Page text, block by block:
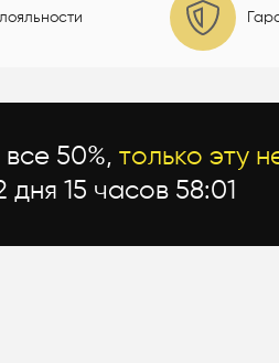
50%, только эту
дня 15 часов 58:00